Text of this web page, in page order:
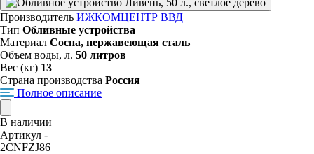
Производитель ИЖКОМЦЕНТР ВВД
Тип Обливные устройства
Материал Сосна, нержавеющая сталь
Объем воды, л. 50 литров
Вес (кг) 13
Страна производства Россия
Полное описание
В наличии
Артикул -
2CNFZJ86